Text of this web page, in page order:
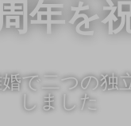
年を
で二つの独
しました